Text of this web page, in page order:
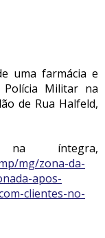
uma farmácia e
Militar na
de Rua Halfeld,
íntegra,
mg/zona-da-
apos-
clientes-no-